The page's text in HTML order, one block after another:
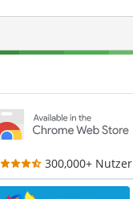
300,000+ Nutzer